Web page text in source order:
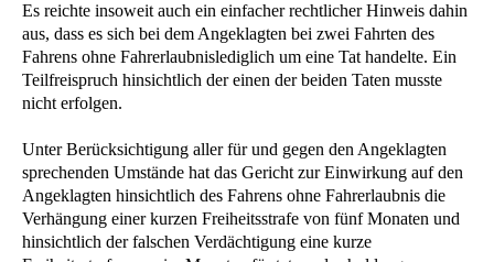
Es reichte insoweit auch ein einfacher rechtlicher Hinweis dahin
aus, dass es sich bei dem Angeklagten bei zwei Fahrten des
Fahrens ohne Fahrerlaubnislediglich um eine Tat handelte. Ein
Teilfreispruch hinsichtlich der einen der beiden Taten musste
nicht erfolgen.
Unter Berücksichtigung aller für und gegen den Angeklagten
sprechenden Umstände hat das Gericht zur Einwirkung auf den
Angeklagten hinsichtlich des Fahrens ohne Fahrerlaubnis die
Verhängung einer kurzen Freiheitsstrafe von fünf Monaten und
hinsichtlich der falschen Verdächtigung eine kurze